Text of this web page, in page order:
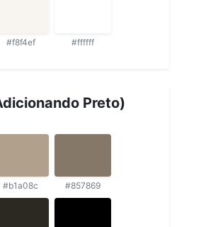
#f8f4ef #ffffff
Preto)
#b1a08c #857869